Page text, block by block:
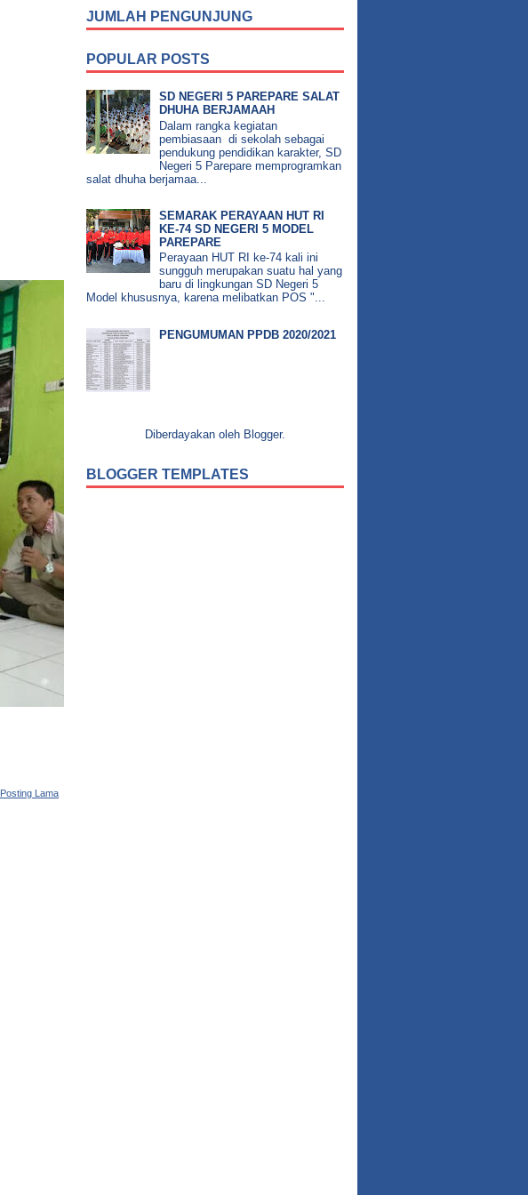
Posting Lama
JUMLAH PENGUNJUNG
POPULAR POSTS
SD NEGERI 5 PAREPARE SALAT
DHUHA BERJAMAAH
Dalam rangka kegiatan
pembiasaan di sekolah sebagai
pendukung pendidikan karakter, SD
Negeri 5 Parepare memprogramkan
salat dhuha berjamaa...
SEMARAK PERAYAAN HUT RI
KE-74 SD NEGERI 5 MODEL
PAREPARE
Perayaan HUT RI ke-74 kali ini
sungguh merupakan suatu hal yang
baru di lingkungan SD Negeri 5
Model khususnya, karena melibatkan POS "...
PENGUMUMAN PPDB 2020/2021
Diberdayakan oleh Blogger.
BLOGGER TEMPLATES